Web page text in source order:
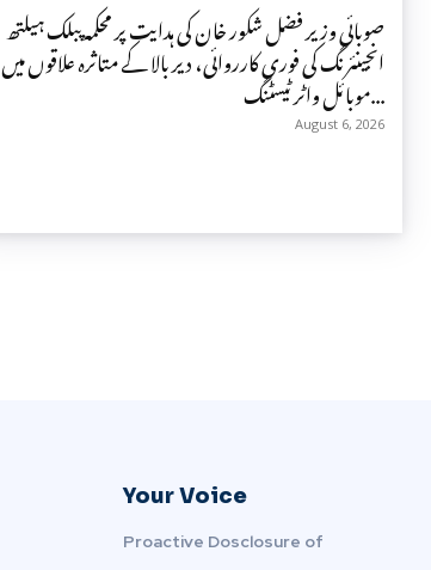
صوبائی وزیر فضل شکور خان کی ہدایت پر محکمہ پبلک ہیلتھ
انجینئرنگ کی فوری کارروائی، دیر بالا کے متاثرہ علاقوں میں
موبائل واٹر ٹیسٹنگ...
August 6, 2026
Your Voice
Proactive Dosclosure of